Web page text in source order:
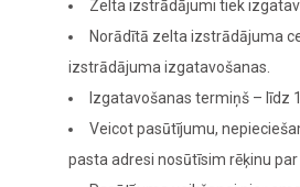
Zelta izstrādājumi tiek
Norādītā zelta izstrādājuma
izstrādājuma izgatavošanas.
Izgatavošanas termiņš – līdz
Veicot pasūtījumu,
pasta adresi nosūtīsim rēķinu